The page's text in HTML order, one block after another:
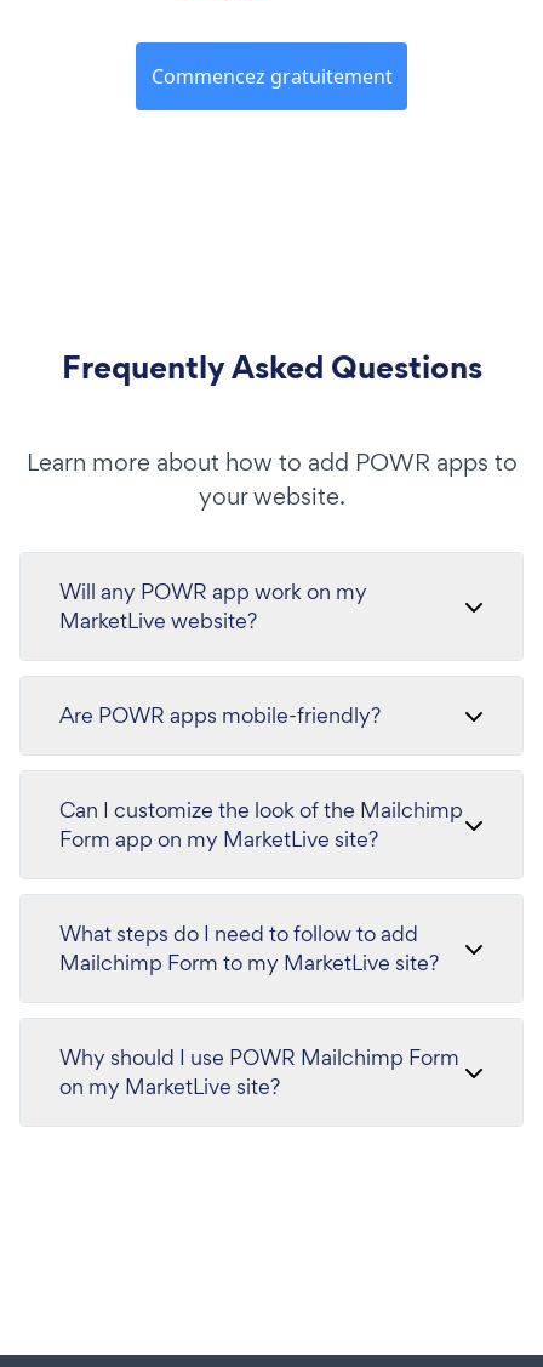
Commencez gratuitement
Frequently Asked Questions
Learn more about how to add POWR apps to
your website.
Will any POWR app work on my
MarketLive website?
Are POWR apps mobile-friendly?
Can I customize the look of the Mailchimp
Form app on my MarketLive site?
What steps do I need to follow to add
Mailchimp Form to my MarketLive site?
Why should I use POWR Mailchimp Form
on my MarketLive site?